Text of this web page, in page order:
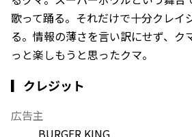
歌って踊る。それだけで十分クレイ
る。情報の薄さを言い訳にせず、ク
っと楽しもうと思ったクマ。
▎クレジット
広告主
BURGER KING